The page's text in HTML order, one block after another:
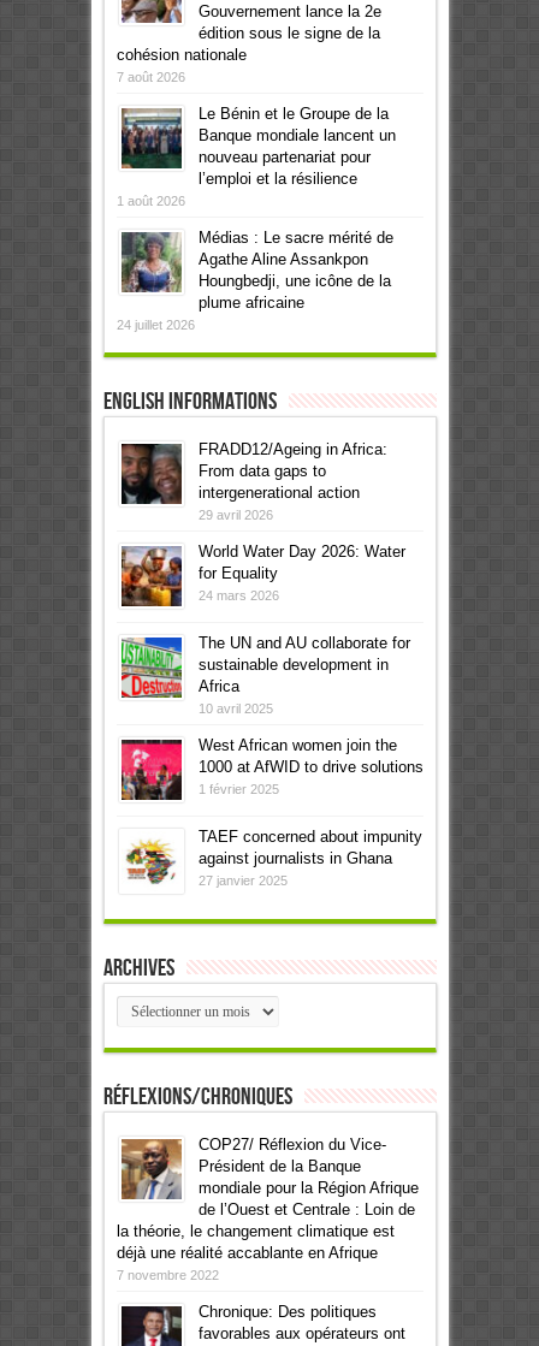
Gouvernement lance la 2e
édition sous le signe de la
cohésion nationale
7 août 2026
Le Bénin et le Groupe de la
Banque mondiale lancent un
nouveau partenariat pour
l’emploi et la résilience
1 août 2026
Médias : Le sacre mérité de
Agathe Aline Assankpon
Houngbedji, une icône de la
plume africaine
24 juillet 2026
English informations
FRADD12/Ageing in Africa:
From data gaps to
intergenerational action
29 avril 2026
World Water Day 2026: Water
for Equality
24 mars 2026
The UN and AU collaborate for
sustainable development in
Africa
10 avril 2025
West African women join the
1000 at AfWID to drive solutions
1 février 2025
TAEF concerned about impunity
against journalists in Ghana
27 janvier 2025
Archives
Archives
Réflexions/Chroniques
COP27/ Réflexion du Vice-
Président de la Banque
mondiale pour la Région Afrique
de l’Ouest et Centrale : Loin de
la théorie, le changement climatique est
déjà une réalité accablante en Afrique
7 novembre 2022
Chronique: Des politiques
favorables aux opérateurs ont